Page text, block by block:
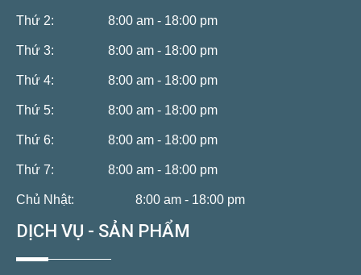
Thứ 2: 8:00 am - 18:00 pm
Thứ 3: 8:00 am - 18:00 pm
Thứ 4: 8:00 am - 18:00 pm
Thứ 5: 8:00 am - 18:00 pm
Thứ 6: 8:00 am - 18:00 pm
Thứ 7: 8:00 am - 18:00 pm
Chủ Nhật: 8:00 am - 18:00 pm
DỊCH VỤ - SẢN PHẨM